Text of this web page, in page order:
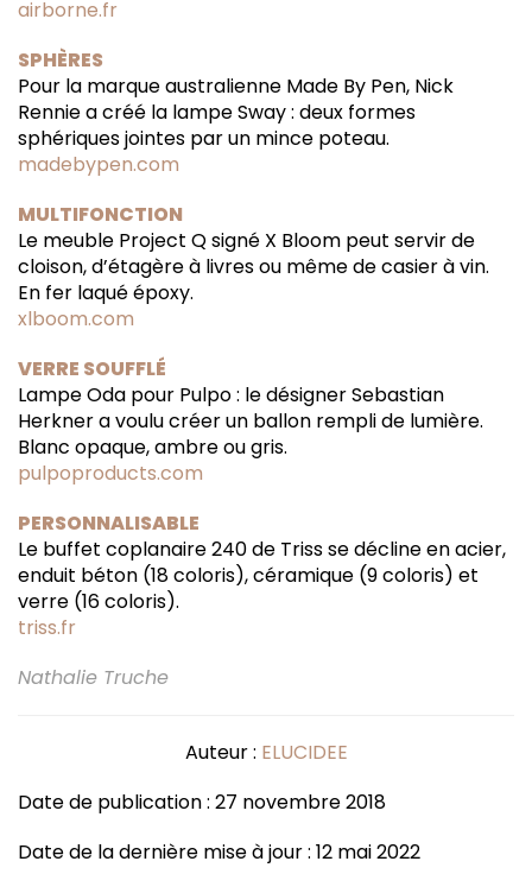
airborne.fr
SPHÈRES
Pour la marque australienne Made By Pen, Nick
Rennie a créé la lampe Sway : deux formes
sphériques jointes par un mince poteau.
madebypen.com
MULTIFONCTION
Le meuble Project Q signé X Bloom peut servir de
cloison, d’étagère à livres ou même de casier à vin.
En fer laqué époxy.
xlboom.com
VERRE SOUFFLÉ
Lampe Oda pour Pulpo : le désigner Sebastian
Herkner a voulu créer un ballon rempli de lumière.
Blanc opaque, ambre ou gris.
pulpoproducts.com
PERSONNALISABLE
Le buffet coplanaire 240 de Triss se décline en acier,
enduit béton (18 coloris), céramique (9 coloris) et
verre (16 coloris).
triss.fr
Nathalie Truche
Auteur : ELUCIDEE
Date de publication : 27 novembre 2018
Date de la dernière mise à jour : 12 mai 2022